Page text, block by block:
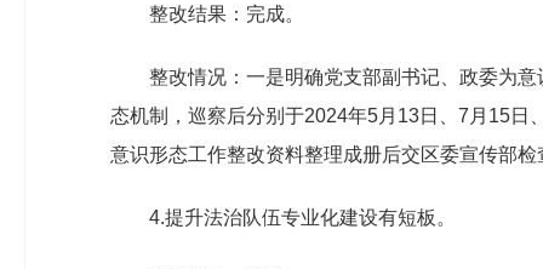
整改结果：完成。
整改情况：一是明确党支部副书记、政委为
态机制，巡察后分别于2024年5月13日、7月15
意识形态工作整改资料整理成册后交区委宣传部
4.提升法治队伍专业化建设有短板。